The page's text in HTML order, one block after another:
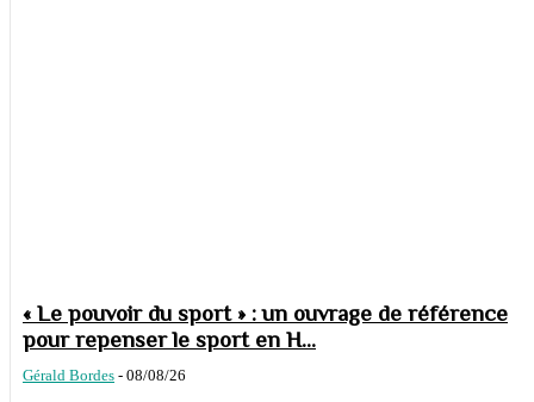
« Le pouvoir du sport » : un ouvrage de référence
pour repenser le sport en H...
Gérald Bordes - 08/08/26